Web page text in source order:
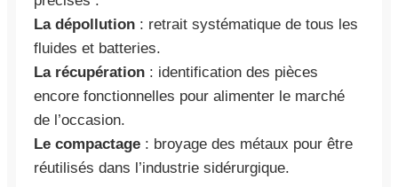
La dépollution : retrait systématique de tous les
fluides et batteries.
La récupération : identification des pièces
encore fonctionnelles pour alimenter le marché
de l’occasion.
Le compactage : broyage des métaux pour être
réutilisés dans l’industrie sidérurgique.